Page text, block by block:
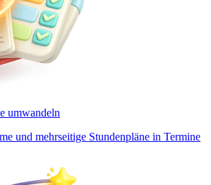
umwandeln
und mehrseitige Stundenpläne in Termine